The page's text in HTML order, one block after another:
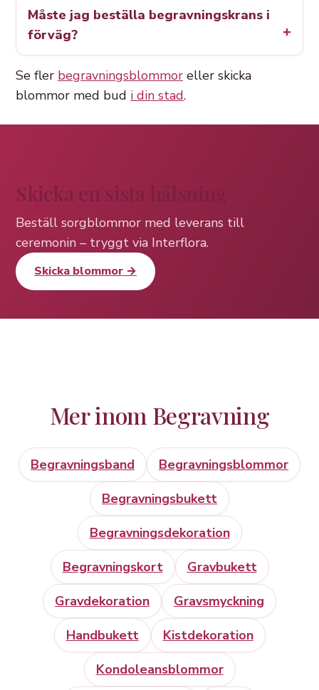
Måste jag beställa begravningskrans i
förväg?
Se fler begravningsblommor eller skicka
blommor med bud i din stad.
Skicka en sista hälsning
Beställ sorgblommor med leverans till
ceremonin – tryggt via Interflora.
Skicka blommor →
Mer inom Begravning
Begravningsband
Begravningsblommor
Begravningsbukett
Begravningsdekoration
Begravningskort
Gravbukett
Gravdekoration
Gravsmyckning
Handbukett
Kistdekoration
Kondoleansblommor